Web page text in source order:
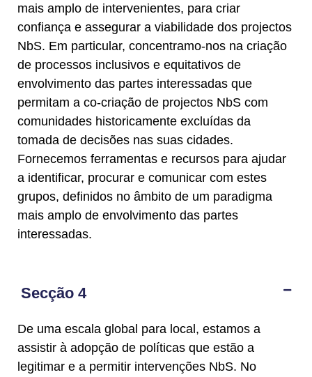
mais amplo de intervenientes, para criar
confiança e assegurar a viabilidade dos projectos
NbS. Em particular, concentramo-nos na criação
de processos inclusivos e equitativos de
envolvimento das partes interessadas que
permitam a co-criação de projectos NbS com
comunidades historicamente excluídas da
tomada de decisões nas suas cidades.
Fornecemos ferramentas e recursos para ajudar
a identificar, procurar e comunicar com estes
grupos, definidos no âmbito de um paradigma
mais amplo de envolvimento das partes
interessadas.
Secção 4
De uma escala global para local, estamos a
assistir à adopção de políticas que estão a
legitimar e a permitir intervenções NbS. No